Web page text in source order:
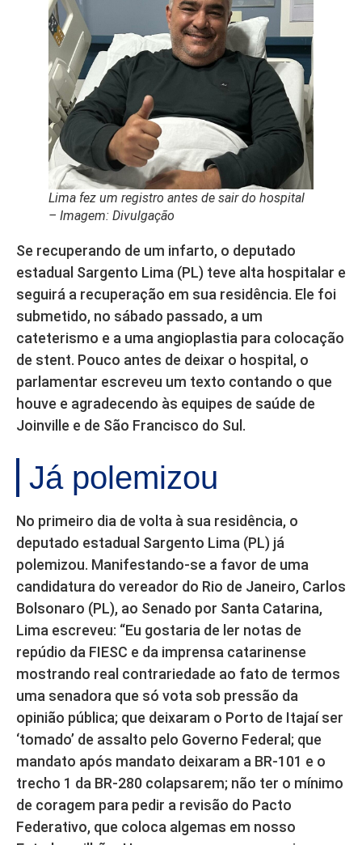
Lima fez um registro antes de sair do hospital
– Imagem: Divulgação
Se recuperando de um infarto, o deputado
estadual Sargento Lima (PL) teve alta hospitalar e
seguirá a recuperação em sua residência. Ele foi
submetido, no sábado passado, a um
cateterismo e a uma angioplastia para colocação
de stent. Pouco antes de deixar o hospital, o
parlamentar escreveu um texto contando o que
houve e agradecendo às equipes de saúde de
Joinville e de São Francisco do Sul.
Já polemizou
No primeiro dia de volta à sua residência, o
deputado estadual Sargento Lima (PL) já
polemizou. Manifestando-se a favor de uma
candidatura do vereador do Rio de Janeiro, Carlos
Bolsonaro (PL), ao Senado por Santa Catarina,
Lima escreveu: “Eu gostaria de ler notas de
repúdio da FIESC e da imprensa catarinense
mostrando real contrariedade ao fato de termos
uma senadora que só vota sob pressão da
opinião pública; que deixaram o Porto de Itajaí ser
‘tomado’ de assalto pelo Governo Federal; que
mandato após mandato deixaram a BR-101 e o
trecho 1 da BR-280 colapsarem; não ter o mínimo
de coragem para pedir a revisão do Pacto
Federativo, que coloca algemas em nosso